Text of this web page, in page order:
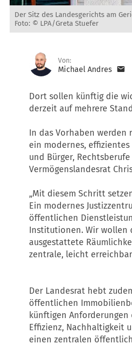
Der Sitz des Landesgerichts am
Foto: © LPA/Greta Stuefer
Von:
Michael Andres
Dort sollen künftig die
derzeit auf mehrere
In das Vorhaben werden
ein modernes,
und Bürger,
Vermögenslandesrat
„Mit diesem Schritt
Ein modernes
öffentlichen
Institutionen. Wir wollen
ausgestattete
zentrale, leicht
Der Landesrat hebt
öffentlichen
künftigen
Effizienz, Nachhaltigkeit
einen zentralen